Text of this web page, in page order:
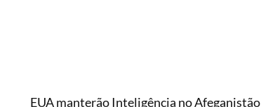
EUA manterão Inteligência no Afeganistão